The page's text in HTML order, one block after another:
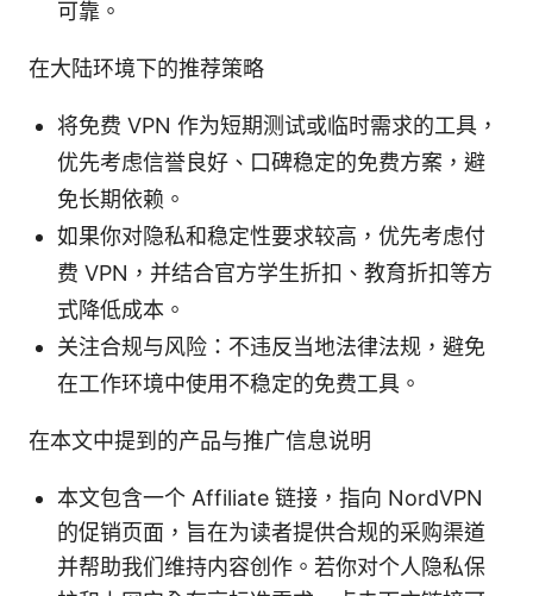
可靠。
在大陆环境下的推荐策略
将免费 VPN 作为短期测试或临时需求的工具，
优先考虑信誉良好、口碑稳定的免费方案，避
免长期依赖。
如果你对隐私和稳定性要求较高，优先考虑付
费 VPN，并结合官方学生折扣、教育折扣等方
式降低成本。
关注合规与风险：不违反当地法律法规，避免
在工作环境中使用不稳定的免费工具。
在本文中提到的产品与推广信息说明
本文包含一个 Affiliate 链接，指向 NordVPN
的促销页面，旨在为读者提供合规的采购渠道
并帮助我们维持内容创作。若你对个人隐私保